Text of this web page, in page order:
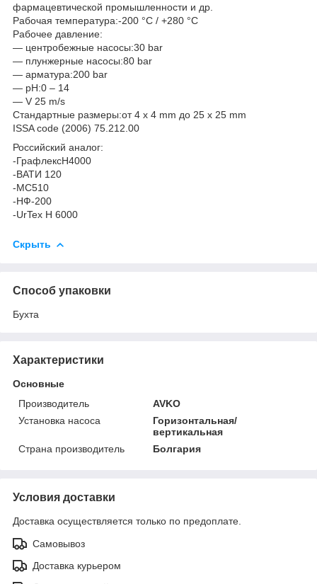
фармацевтической промышленности и др.
Рабочая температура:-200 °C / +280 °С
Рабочее давление:
― центробежные насосы:30 bar
― плунжерные насосы:80 bar
― арматура:200 bar
― pH:0 – 14
― V 25 m/s
Стандартные размеры:от 4 x 4 mm до 25 x 25 mm
ISSA code (2006) 75.212.00
Российский аналог:
-ГрафлексН4000
-ВАТИ 120
-МС510
-НФ-200
-UrTex H 6000
Скрыть
Способ упаковки
Бухта
Характеристики
Основные
Производитель
AVKO
Установка насоса
Горизонтальная/
вертикальная
Страна производитель
Болгария
Условия доставки
Доставка осуществляется только по предоплате.
Самовывоз
Доставка курьером